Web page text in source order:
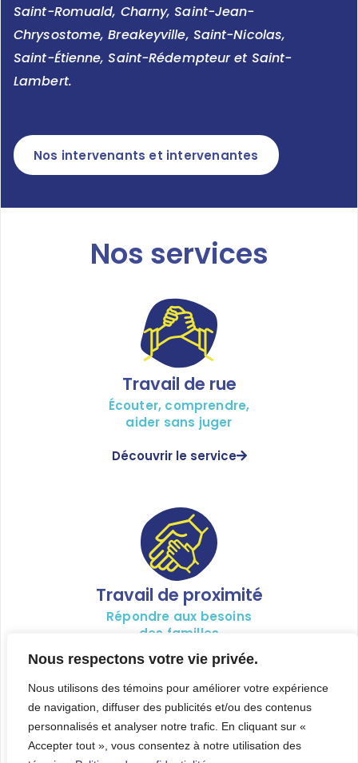
Nous respectons votre vie privée.
Nous utilisons des témoins pour améliorer votre expérience
de navigation, diffuser des publicités et/ou des contenus
personnalisés et analyser notre trafic. En cliquant sur «
Accepter tout », vous consentez à notre utilisation des
Saint-Romuald, Charny, Saint-Jean-
Chrysostome, Breakeyville, Saint-Nicolas,
Saint-Étienne, Saint-Rédempteur et Saint-
Lambert.
Nos intervenants et intervenantes
Nos services
Travail de rue
Écouter, comprendre,
aider sans juger
Découvrir le service
Travail de proximité
Répondre aux besoins
des familles
Découvrir le service